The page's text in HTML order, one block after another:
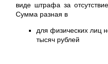
виде штрафа за
Сумма разная в
для физических лиц
тысяч рублей